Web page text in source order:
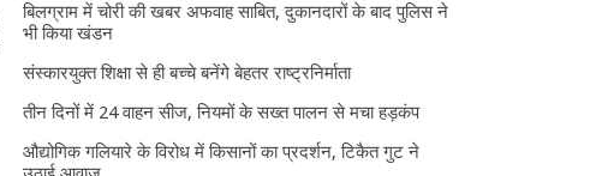
बिलग्राम में चोरी की खबर अफवाह साबित, दुकानदारों के बाद पुलिस ने
भी किया खंडन
संस्कारयुक्त शिक्षा से ही बच्चे बनेंगे बेहतर राष्ट्रनिर्माता
तीन दिनों में 24 वाहन सीज, नियमों के सख्त पालन से मचा हड़कंप
औद्योगिक गलियारे के विरोध में किसानों का प्रदर्शन, टिकैत गुट ने